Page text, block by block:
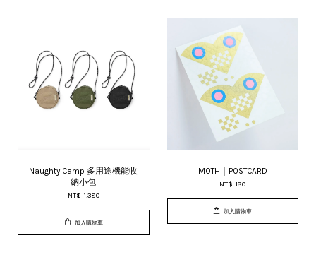
Naughty Camp 多用途機能收
納小包
NT$ 1,380
加入購物車
MOTH｜POSTCARD
NT$ 180
加入購物車